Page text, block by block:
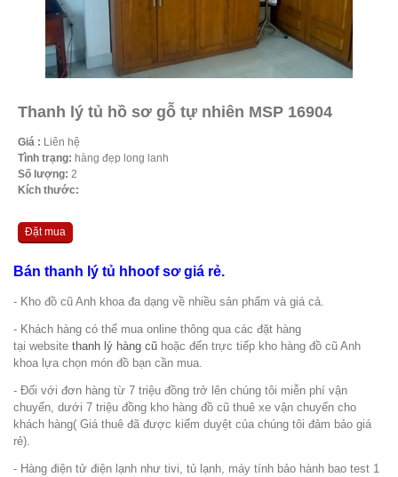
Thanh lý tủ hồ sơ gỗ tự nhiên MSP 16904
Giá : Liên hệ
Tình trạng: hàng đẹp long lanh
Số lượng: 2
Kích thước:
Đặt mua
Bán thanh lý tủ hhoof sơ giá rẻ.
- Kho đồ cũ Anh khoa đa dạng về nhiều sản phẩm và giá cả.
- Khách hàng có thể mua online thông qua các đặt hàng
tại website thanh lý hàng cũ hoặc đến trực tiếp kho hàng đồ cũ Anh
khoa lựa chọn món đồ bạn cần mua.
- Đối với đơn hàng từ 7 triệu đồng trở lên chúng tôi miễn phí vận
chuyển, dưới 7 triệu đồng kho hàng đồ cũ thuê xe vận chuyển cho
khách hàng( Giá thuê đã được kiểm duyệt của chúng tôi đảm bảo giá
rẻ).
- Hàng điện tử điện lạnh như tivi, tủ lạnh, máy tính bảo hành bao test 1